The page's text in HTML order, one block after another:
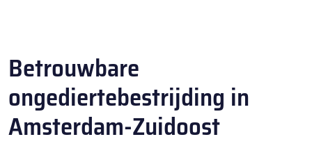
Betrouwbare
ongediertebestrijding in
Amsterdam-Zuidoost